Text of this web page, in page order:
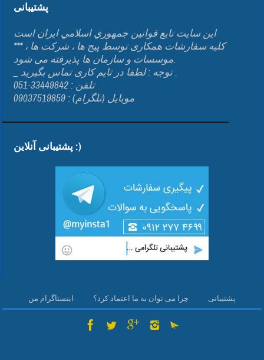
پشتیبانی
اين سايت تابع قوانين جمهوري اسلامي ايران است
*** کلیه سفارشات همکاری توسط پیج ها ، شرکت ها ،
موسسات و سازمان ها پذیرفته می شود.
_ توجه : لطفا در تایم کاری تماس بگیرید .
تلفن : 33449842-051
موبایل (تلگرام) : 09037519859
پشتیبانی آنلاین :)
اینستاگرام من چرا می توان به ما اعتماد کرد؟ پشتیبانی